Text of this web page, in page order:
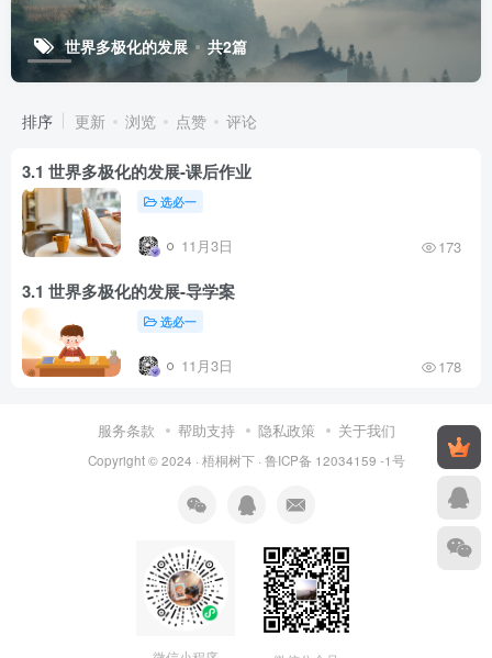
世界多极化的发展 共2篇
排序 更新 浏览 点赞 评论
3.1 世界多极化的发展-课后作业
选必一
11月3日 173
3.1 世界多极化的发展-导学案
选必一
11月3日 178
服务条款 帮助支持 隐私政策 关于我们
Copyright © 2024 · 梧桐树下· 鲁ICP备 12034159 -1号